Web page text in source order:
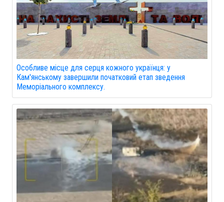
Особливе місце для серця кожного українця: у
Кам'янському завершили початковий етап зведення
Меморіального комплексу.